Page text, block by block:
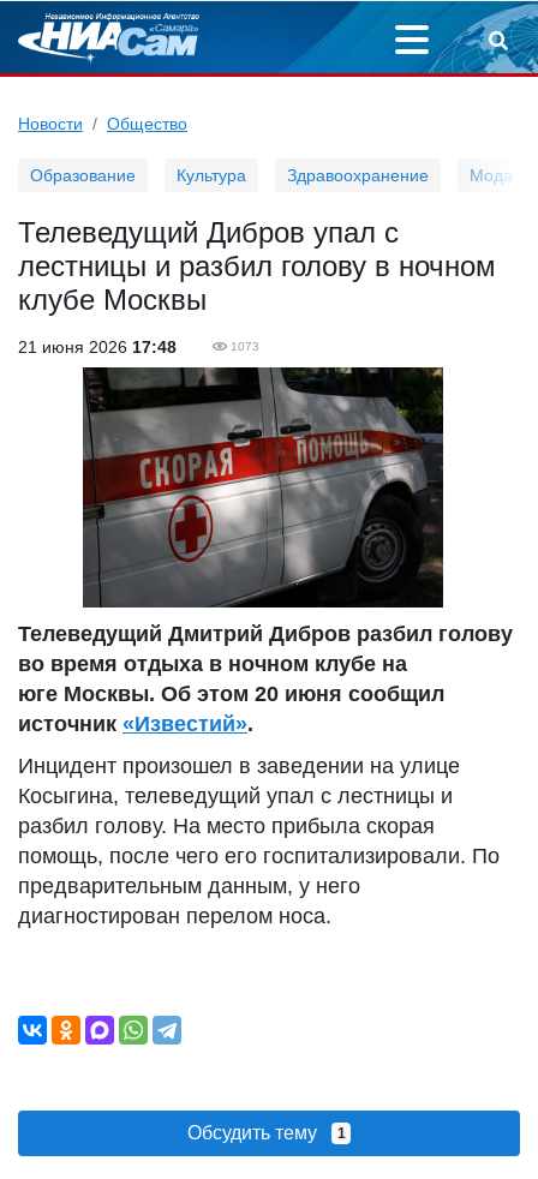
Новости Общество
Образование Культура Здравоохранение Мода
Телеведущий Дибров упал с
лестницы и разбил голову в ночном
клубе Москвы
21 июня 2026 17:48 1073
Телеведущий Дмитрий Дибров разбил голову
во время отдыха в ночном клубе на
юге Москвы. Об этом 20 июня сообщил
источник «Известий».
Инцидент произошел в заведении на улице
Косыгина, телеведущий упал с лестницы и
разбил голову. На место прибыла скорая
помощь, после чего его госпитализировали. По
предварительным данным, у него
диагностирован перелом носа.
Обсудить тему 1